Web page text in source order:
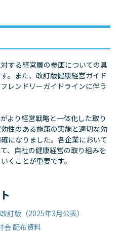
する経営層の参画についての具
。また、改訂版健康経営ガイド
レンドリーガイドラインに伴う
より経営戦略と一体化した取り
性のある施策の実施と適切な効
になりました。各企業において
、自社の健康経営の取り組みを
くことが重要です。
訂版（2025年3月公表）
会 配布資料